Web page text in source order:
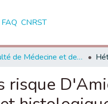
FAQ CNRST
Faculté de Médecine et de Pharmacie - Rabat
risque